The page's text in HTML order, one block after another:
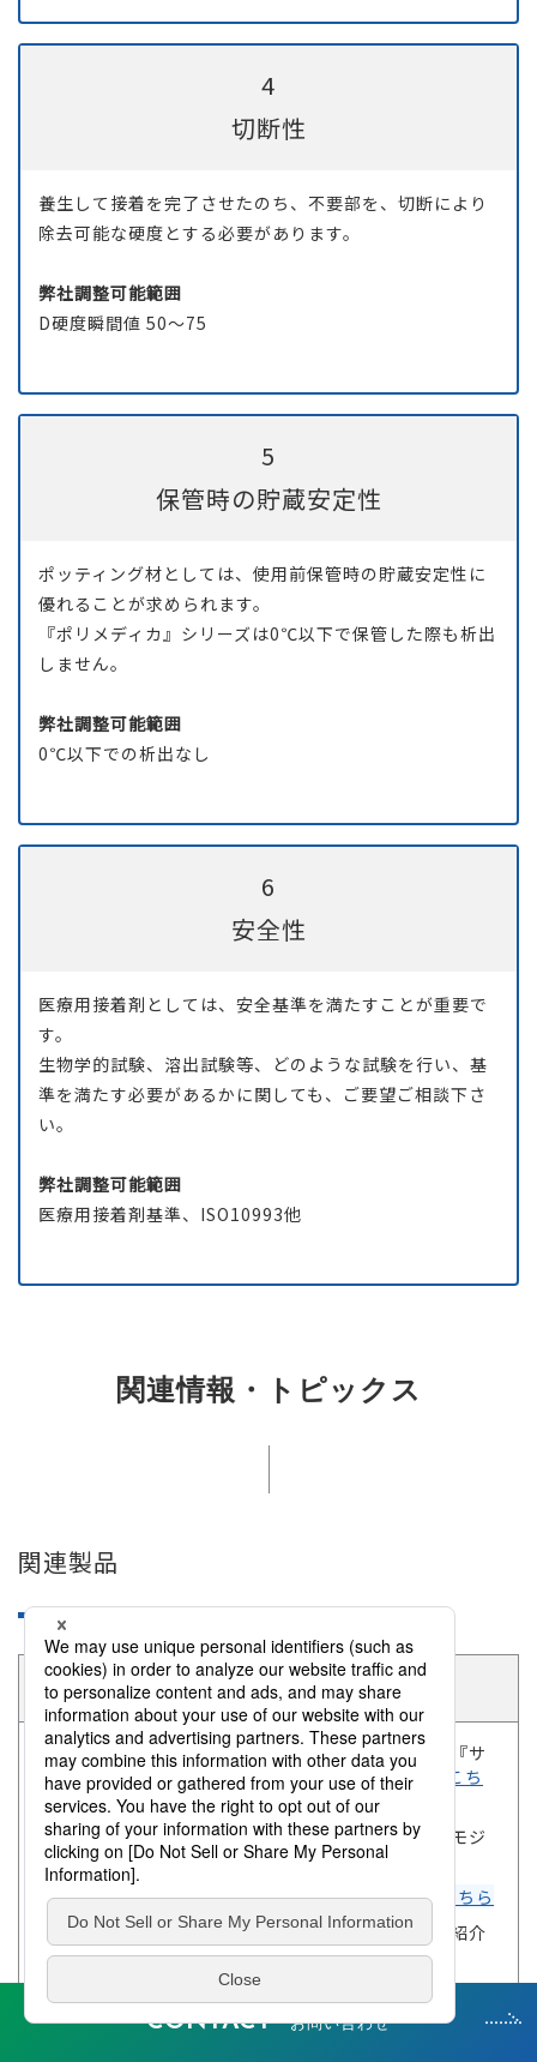
CONTACT お問い合わせ
4
切断性
養生して接着を完了させたのち、不要部を、切断により
除去可能な硬度とする必要があります。
弊社調整可能範囲
D硬度瞬間値 50～75
5
保管時の貯蔵安定性
ポッティング材としては、使用前保管時の貯蔵安定性に
優れることが求められます。
『ポリメディカ 』シリーズは0℃以下で保管した際も析出
しません。
弊社調整可能範囲
0℃以下での析出なし
6
安全性
医療用接着剤としては、安全基準を満たすことが重要で
す。
生物学的試験、溶出試験等、どのような試験を行い、基
準を満たす必要があるかに関しても、ご要望ご相談下さ
い。
弊社調整可能範囲
医療用接着剤基準、ISO10993他
関連情報・トピックス
関連製品
ウレタン関連
軟質・半硬質ポリウレタンフォーム用ポリオール『サ
ンニックス』(軟質・半硬質用)製品紹介ページは
こち
ら
ウレタン合成木材（高機能ケミカルウッド）サンモジ
ュール製品紹介ページはこちら
ウレタン粘着剤ポリシックUP製品紹介ページは
こちら
二液硬化型絶縁性ウレタン放熱ギャップフィラー紹介
ページはこちら